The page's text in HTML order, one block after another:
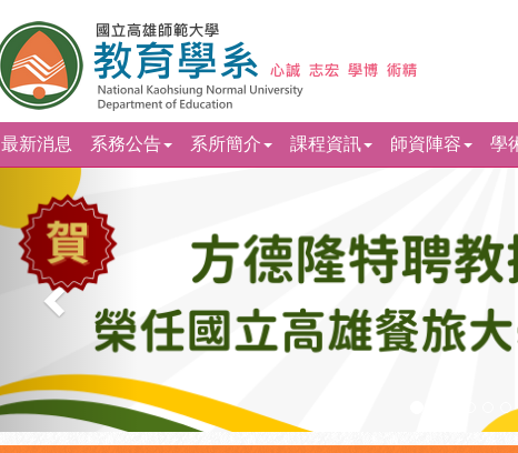
最新消息 系務公告 系所簡介 課程資訊 師資陣容 學
上
一
則